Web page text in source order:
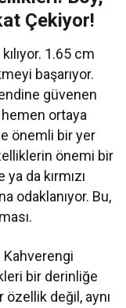
Çekiyor!
1.65 cm
başarıyor.
güvenen
ortaya
önemli bir yer
önemi bir
da kırmızı
odaklanıyor. Bu,
bir derinliğe
değil, aynı